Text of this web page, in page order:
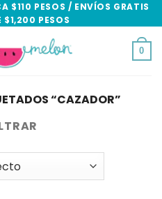
$110 PESOS / ENVÍOS GRATIS
$1,200 PESOS
0
“CAZADOR”